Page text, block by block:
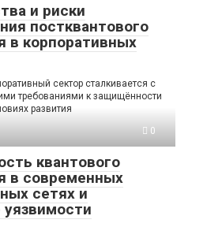
и риски
постквантового
в корпоративных
сектор сталкивается с
требованиями к защищённости
развития
0
квантового
в современных
сетях и